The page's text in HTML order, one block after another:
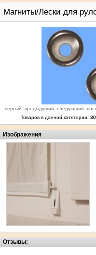
Магниты/Лески для
первый предыдущий следующий
Товаров в данной категории: 30
Изображения
Отзывы: